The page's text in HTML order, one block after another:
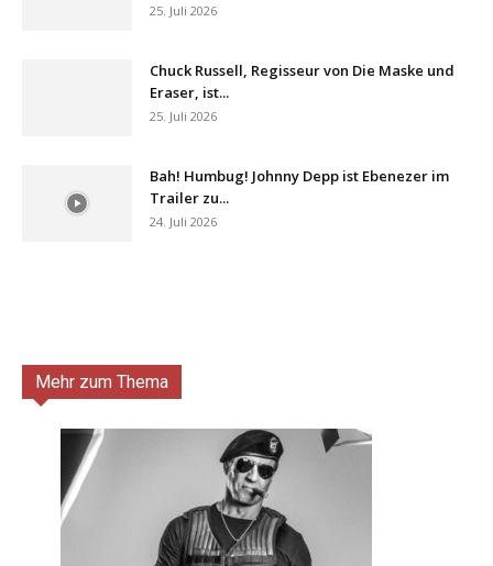
25. Juli 2026
Chuck Russell, Regisseur von Die Maske und
Eraser, ist...
25. Juli 2026
Bah! Humbug! Johnny Depp ist Ebenezer im
Trailer zu...
24. Juli 2026
Mehr zum Thema